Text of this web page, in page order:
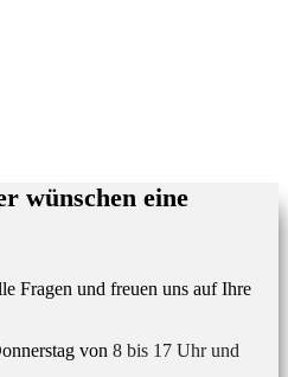
wünschen eine
Fragen und freuen uns auf Ihre
von 8 bis 17 Uhr und